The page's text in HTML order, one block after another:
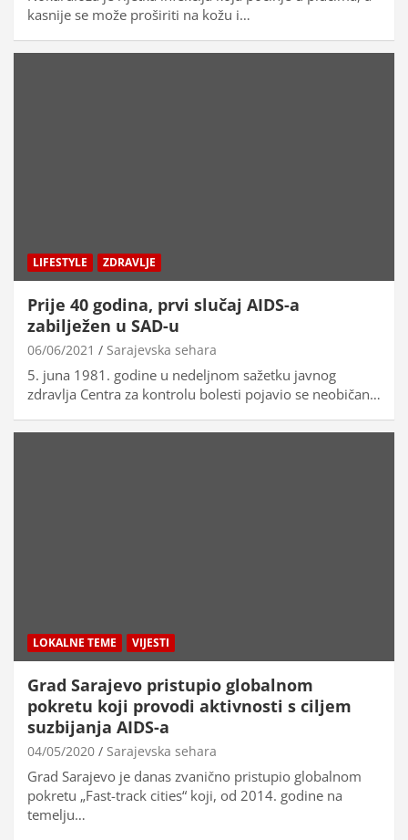
kasnije se može proširiti na kožu i…
LIFESTYLE ZDRAVLJE
Prije 40 godina, prvi slučaj AIDS-a
zabilježen u SAD-u
06/06/2021 Sarajevska sehara
5. juna 1981. godine u nedeljnom sažetku javnog
zdravlja Centra za kontrolu bolesti pojavio se neobičan…
LOKALNE TEME VIJESTI
Grad Sarajevo pristupio globalnom
pokretu koji provodi aktivnosti s ciljem
suzbijanja AIDS-a
04/05/2020 Sarajevska sehara
Grad Sarajevo je danas zvanično pristupio globalnom
pokretu „Fast-track cities“ koji, od 2014. godine na
temelju…